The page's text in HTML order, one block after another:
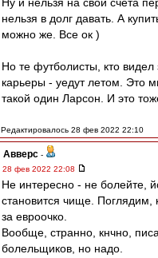
нельзя в долг давать. А
можно же. Все ок )
Но те футболисты, кто видел
карьеры - уедут летом. Это
такой один Ларсон. И это
Редактировалось 28 фев 2022 22:10
Авверс -
28 фев 2022 22:08
Не интересно - не болейте,
становится чище. Поглядим,
за евроочко.
Вообще, странно, кнчно,
болельщиков, но надо.